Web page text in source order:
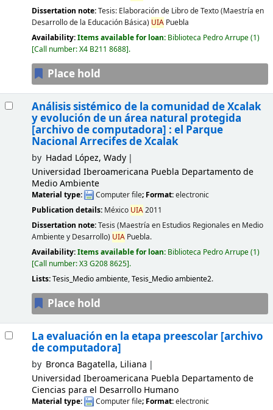
Dissertation note:Tesis: Elaboración de Libro de Texto (Maestría en
Desarrollo de la Educación Básica) UIAPuebla
Availability:Items available for loan: Biblioteca Pedro Arrupe(1)
Call number:X4 B211 8688 .
Place hold
Análisis sistémico de la comunidad de Xcalak
y evolución de un área natural protegida
[archivo de computadora] : el Parque
Nacional Arrecifes de Xcalak
by Hadad López, Wady
Universidad Iberoamericana Puebla Departamento de
Medio Ambiente
Material type: Computer file; Format:electronic
Publication details: México UIA2011
Dissertation note:Tesis (Maestría en Estudios Regionales en Medio
Ambiente y Desarrollo) UIAPuebla.
Availability:Items available for loan: Biblioteca Pedro Arrupe(1)
Call number:X3 G208 8625 .
Lists:Tesis_Medio ambiente,Tesis_Medio ambiente2.
Place hold
La evaluación en la etapa preescolar [archivo
de computadora]
by Bronca Bagatella, Liliana
Universidad Iberoamericana Puebla Departamento de
Ciencias para el Desarrollo Humano
Material type: Computer file; Format:electronic